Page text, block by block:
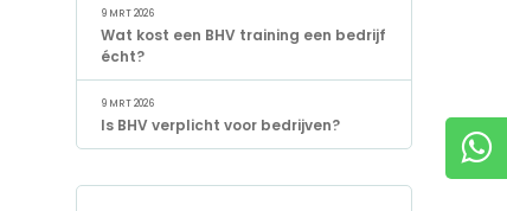
Wat kost een BHV training een bedrijf
écht?
9 MRT 2026
Is BHV verplicht voor bedrijven?
9 MRT 2026